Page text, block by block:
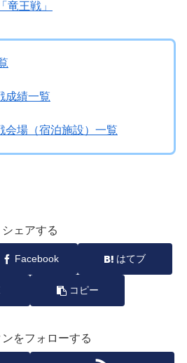
竜王戦」
成績一覧
会場（宿泊施設）一覧
シェアする
Facebook はてブ
コピー
をフォローする